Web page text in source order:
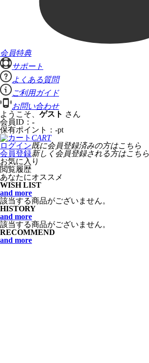
会員特典
サポート
よくある質問
ご利用ガイド
お問い合わせ
ようこそ、 ゲスト さん
会員ID： -
保有ポイント： -pt
CART
ログイン既に会員登録済みの方はこちら
会員登録新しく会員登録される方はこちら
お気に入り
閲覧履歴
あなたにオススメ
WISH LIST
and more
該当する商品がございません。
HISTORY
and more
該当する商品がございません。
RECOMMEND
and more